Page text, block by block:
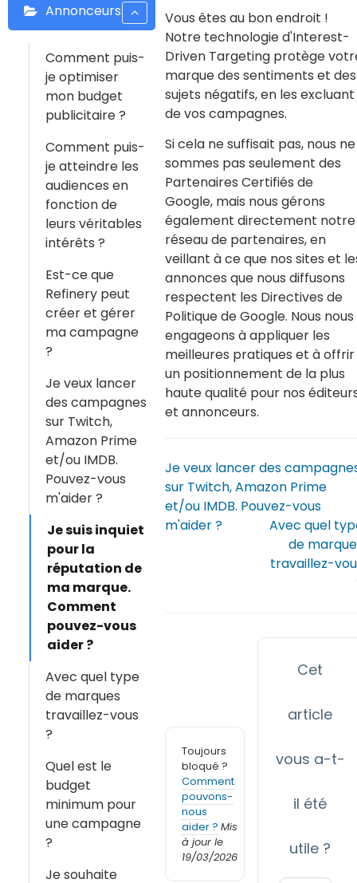
Annonceurs
Comment puis-
je optimiser
mon budget
publicitaire ?
Comment puis-
je atteindre les
audiences en
fonction de
leurs véritables
intérêts ?
Est-ce que
Refinery peut
créer et gérer
ma campagne
?
Je veux lancer
des campagnes
sur Twitch,
Amazon Prime
et/ou IMDB.
Pouvez-vous
m'aider ?
Je suis inquiet
pour la
réputation de
ma marque.
Comment
pouvez-vous
aider ?
Avec quel type
de marques
travaillez-vous
?
Quel est le
budget
minimum pour
une campagne
?
Je souhaite
Vous êtes au bon endroit !
Notre technologie d'Interest-
Driven Targeting protège
marque des sentiments et des
sujets négatifs, en les excluant
de vos campagnes.
Si cela ne suffisait pas, nous ne
sommes pas seulement des
Partenaires Certifiés de
Google, mais nous gérons
également directement notre
réseau de partenaires, en
veillant à ce que nos sites et
annonces que nous diffusons
respectent les Directives de
Politique de Google. Nous nous
engageons à appliquer les
meilleures pratiques et à offrir
un positionnement de la plus
haute qualité pour nos
et annonceurs.
Je veux lancer des
sur Twitch, Amazon Prime
et/ou IMDB. Pouvez-vous
m'aider ?
Avec quel
de
travaillez-
Toujours
bloqué ?
Comment
pouvons-
nous
aider ? Mis
à jour le
19/03/2026
Cet
article
vous a-t-
il été
utile ?